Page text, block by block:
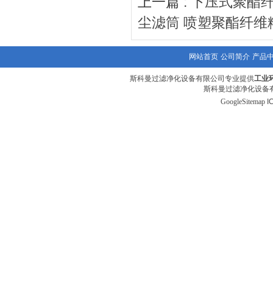
尘滤筒 喷塑聚酯纤维
网站首页 公司简介 产品
斯科曼过滤净化设备有限公司专业提供工业
斯科曼过滤净化设备
GoogleSitemap